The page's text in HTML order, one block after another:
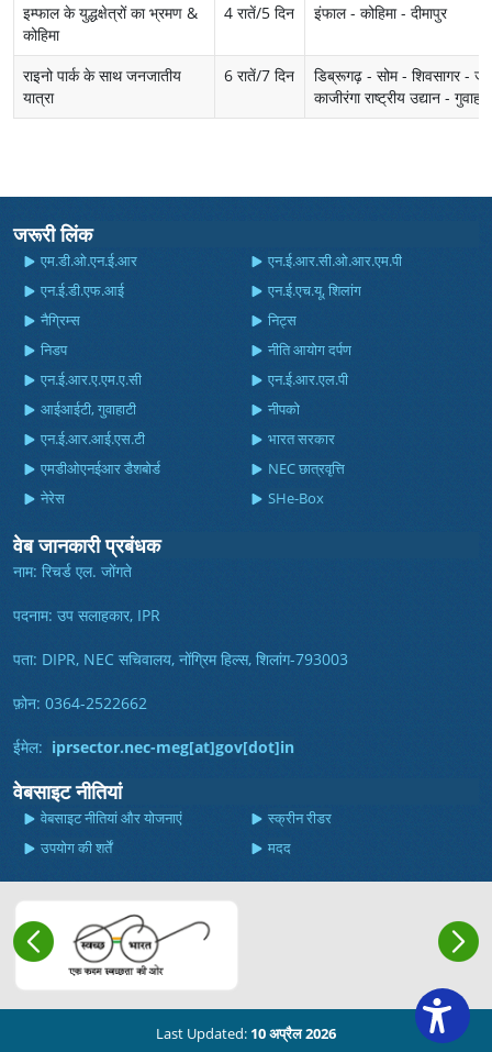
इम्फाल के युद्धक्षेत्रों का भ्रमण &
कोहिमा
4 रातें/5 दिन इंफाल - कोहिमा - दीमापुर
राइनो पार्क के साथ जनजातीय
यात्रा
6 रातें/7 दिन
डिब्रूगढ़ - सोम - शिवसागर -
काजीरंगा राष्ट्रीय उद्यान -
जरूरी लिंक
एम.डी.ओ.एन.ई.आर
एन.ई.आर.सी.ओ.आर.एम.पी
एन.ई.डी.एफ.आई
एन.ई.एच.यू, शिलांग
नैग्रिम्स
निट्स
निडप
नीति आयोग दर्पण
एन.ई.आर.ए.एम.ए.सी
एन.ई.आर.एल.पी
आईआईटी, गुवाहाटी
नीपको
एन.ई.आर.आई.एस.टी
भारत सरकार
एमडीओएनईआर डैशबोर्ड
NEC छात्रवृत्ति
नेरेस
SHe-Box
वेब जानकारी प्रबंधक
नाम: रिचर्ड एल. जोंगते
पदनाम: उप सलाहकार, IPR
पता: DIPR, NEC सचिवालय, नोंग्रिम हिल्स, शिलांग-793003
फ़ोन: 0364-2522662
ईमेल: iprsector.nec-meg[at]gov[dot]in
वेबसाइट नीतियां
वेबसाइट नीतियां और योजनाएं
स्क्रीन रीडर
उपयोग की शर्तें
मदद
Last Updated: 10 अप्रैल 2026